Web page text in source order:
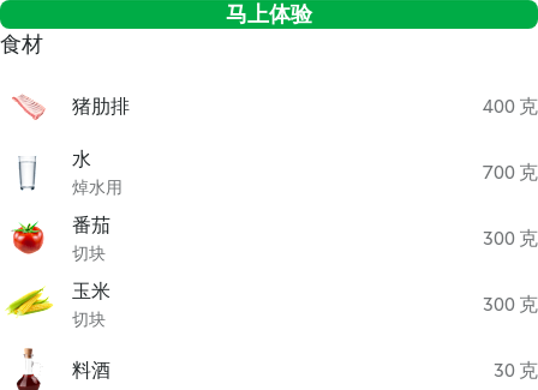
马上体验
食材
猪肋排 400 克
水
焯水用
700 克
番茄
切块
300 克
玉米
切块
300 克
料酒 30 克